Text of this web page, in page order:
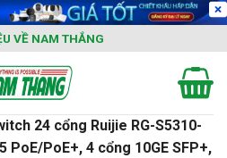
VỀ NAM THẮNG
24 cổng Ruijie RG-S5310-
PoE/PoE+, 4 cổng 10GE SFP+,